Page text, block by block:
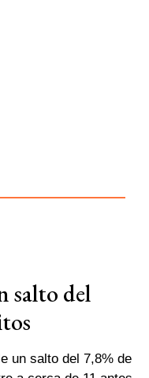
salto del
un salto del 7,8% de